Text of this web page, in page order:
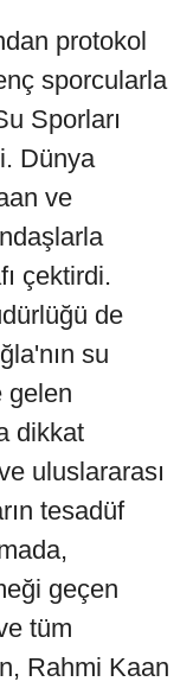
protokol
sporcularla
Sporları
Dünya
ve
çektirdi.
de
su
gelen
dikkat
uluslararası
tesadüf
geçen
tüm
Rahmi Kaan